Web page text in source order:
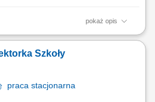
pokaż opis
przełożonego w bieżącym
i motywowanie interdyscyplinarnego
oraz personelu pomocniczego.
Szkoły
praca stacjonarna